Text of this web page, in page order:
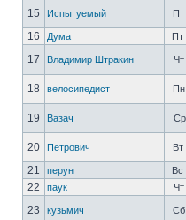
15
Испытуемый Пт
16
Дума Пт
17
Владимир Штракин Чт
18
велосипедист Пн
19
Вазач Ср
20
Петрович Вт
21
перун Вс
22
паук Чт
23
кузьмич Сб